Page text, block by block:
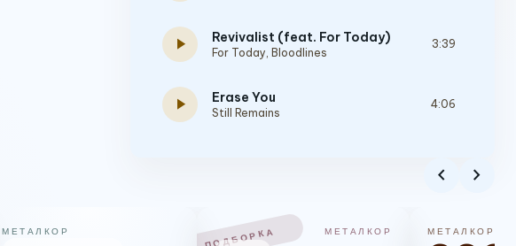
play_arrow Revivalist (feat. For Today)
For Today, Bloodlines
3:39
play_arrow Erase You
Still Remains
4:06
A Dance Without the Devil
Unbroken Reign
chevron_left chevron_right
МЕТАЛКОР ПОДБОРКА МЕТАЛКОР МЕТАЛКОР